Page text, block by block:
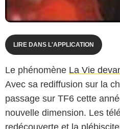
LIRE DANS L'APPLICATION
Le phénomène La Vie
Avec sa rediffusion sur la
passage sur TF6 cette
nouvelle dimension. Les